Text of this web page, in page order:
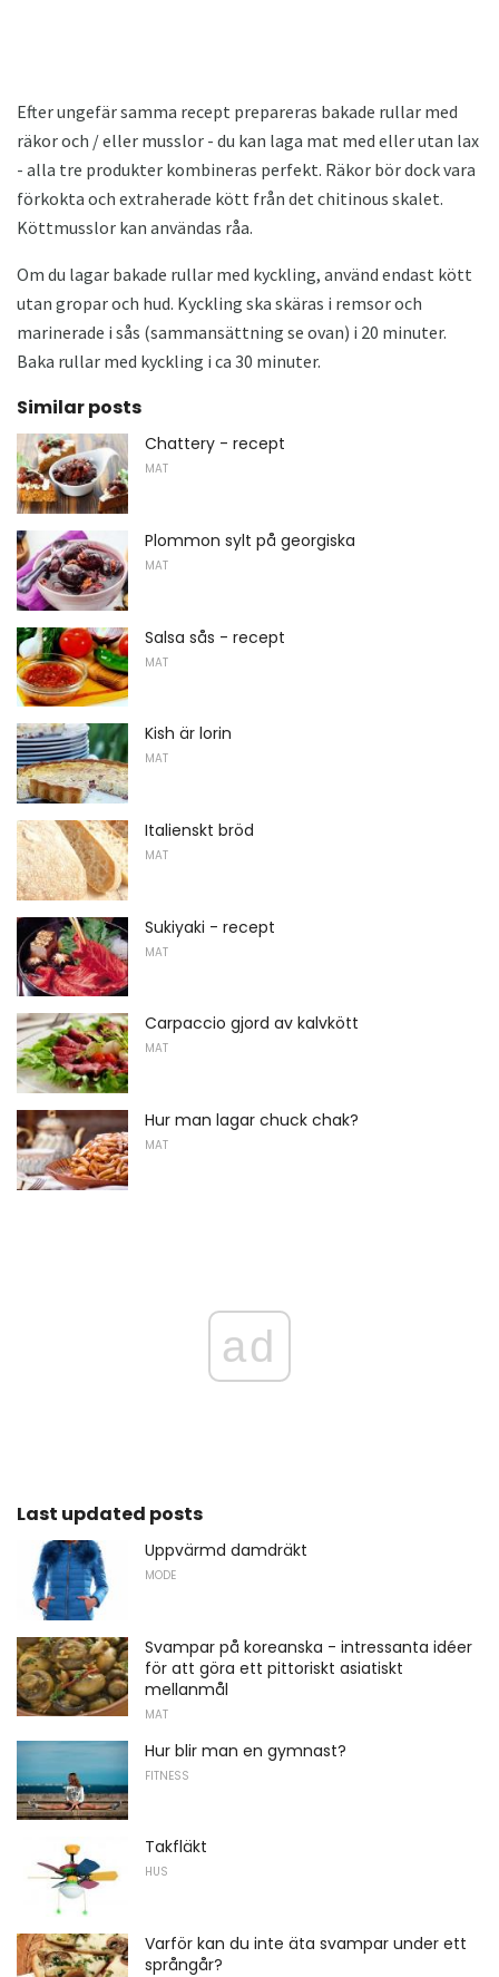
Efter ungefär samma recept prepareras bakade rullar med
räkor och / eller musslor - du kan laga mat med eller utan lax
- alla tre produkter kombineras perfekt. Räkor bör dock vara
förkokta och extraherade kött från det chitinous skalet.
Köttmusslor kan användas råa.
Om du lagar bakade rullar med kyckling, använd endast kött
utan gropar och hud. Kyckling ska skäras i remsor och
marinerade i sås (sammansättning se ovan) i 20 minuter.
Baka rullar med kyckling i ca 30 minuter.
Similar posts
Chattery - recept
MAT
Plommon sylt på georgiska
MAT
Salsa sås - recept
MAT
Kish är lorin
MAT
Italienskt bröd
MAT
Sukiyaki - recept
MAT
Carpaccio gjord av kalvkött
MAT
Hur man lagar chuck chak?
MAT
ad
Last updated posts
Uppvärmd damdräkt
MODE
Svampar på koreanska - intressanta idéer
för att göra ett pittoriskt asiatiskt
mellanmål
MAT
Hur blir man en gymnast?
FITNESS
Takfläkt
HUS
Varför kan du inte äta svampar under ett
språngår?